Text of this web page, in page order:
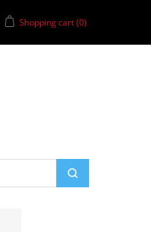
Shopping cart(0)